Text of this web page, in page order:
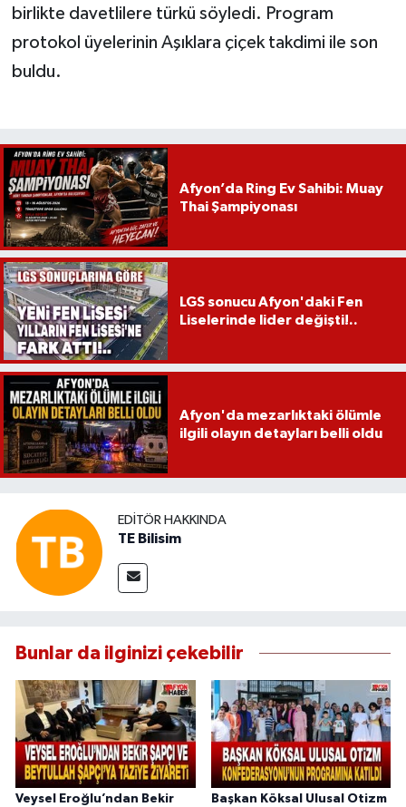
birlikte davetlilere türkü söyledi. Program
protokol üyelerinin Aşıklara çiçek takdimi ile son
buldu.
Afyon’da Ring Ev Sahibi: Muay
Thai Şampiyonası
LGS sonucu Afyon'daki Fen
Liselerinde lider değişti!..
Afyon'da mezarlıktaki ölümle
ilgili olayın detayları belli oldu
EDITÖR HAKKINDA
TE Bilisim
Bunlar da ilginizi çekebilir
Veysel Eroğlu’ndan Bekir Başkan Köksal Ulusal Otizm